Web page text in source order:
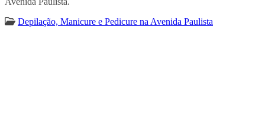
Depilação, Manicure e Pedicure na Avenida Paulista